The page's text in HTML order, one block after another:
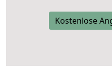
Kostenlose